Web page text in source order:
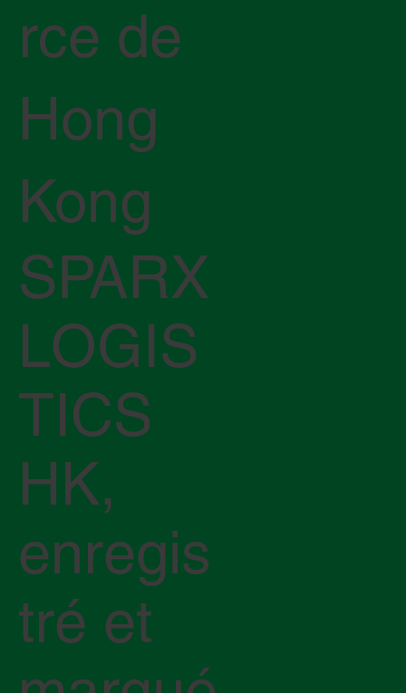
rce de
Hong
Kong
SPARX
LOGIS
TICS
HK,
enregis
tré et